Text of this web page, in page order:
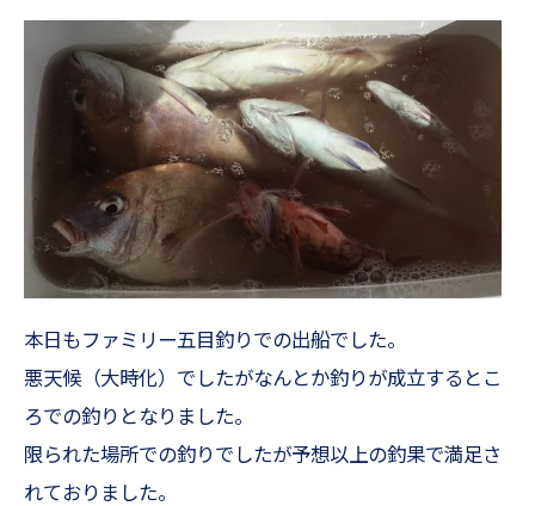
本日もファミリー五目釣りでの出船でした。
悪天候（大時化）でしたがなんとか釣りが成立するとこ
ろでの釣りとなりました。
限られた場所での釣りでしたが予想以上の釣果で満足さ
れておりました。